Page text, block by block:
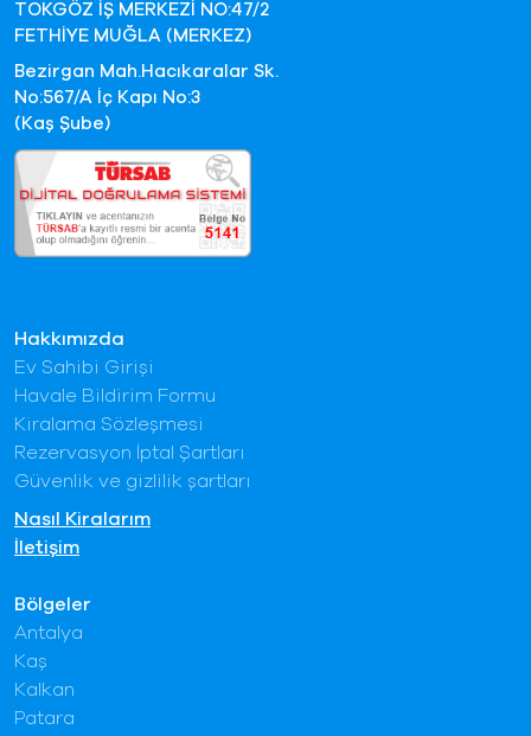
Bölgeler
Antalya
Kaş
Kalkan
Patara
Hakkımızda
Ev Sahibi Girişi
Havale Bildirim Formu
Kiralama Sözleşmesi
Rezervasyon İptal Şartları
Güvenlik ve gizlilik şartları
Nasıl Kiralarım
İletişim
TOKGÖZ İŞ MERKEZİ NO:47/2
FETHİYE MUĞLA (MERKEZ)
Bezirgan Mah.Hacıkaralar Sk.
No:567/A İç Kapı No:3
(Kaş Şube)